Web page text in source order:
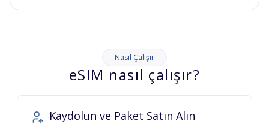
Nasıl Çalışır
eSIM nasıl çalışır?
Kaydolun ve Paket Satın Alın